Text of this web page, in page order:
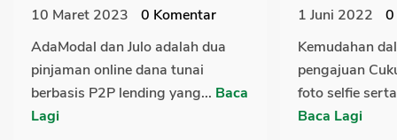
10 Maret 2023 0 Komentar
AdaModal dan Julo adalah dua
pinjaman online dana tunai
berbasis P2P lending yang... Baca
Lagi
1 Juni 2022 0
Kemudahan
pengajuan
foto selfie
Baca Lagi